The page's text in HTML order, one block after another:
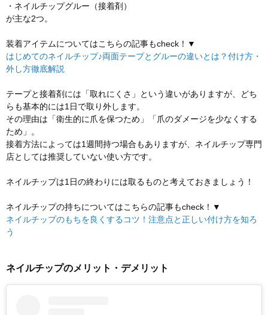
・ネイルチップグルー（接着剤）
が主な2つ。
装着アイテムについてはこちらの記事もcheck！▼
はじめてのネイルチップ♪両面テープとグルーの違いとは？付け方・
外し方徹底解説
テープと接着剤には「取れにくさ」という違いがありますが、どち
らも基本的には1日で取り外します。
その理由は「衛生的に爪を保つため」「爪のダメージを少なくする
ため」。
接着方法によっては1週間持つ場合もありますが、ネイルチップ専門
店としては推奨していない使い方です。
ネイルチップは1日の終わりには取るものと考えておきましょう！
ネイルチップの持ちについてはこちらの記事もcheck！▼
ネイルチップのもちを良くするコツ！注意点と正しい付け方を知ろ
う
ネイルチップのメリット・デメリット